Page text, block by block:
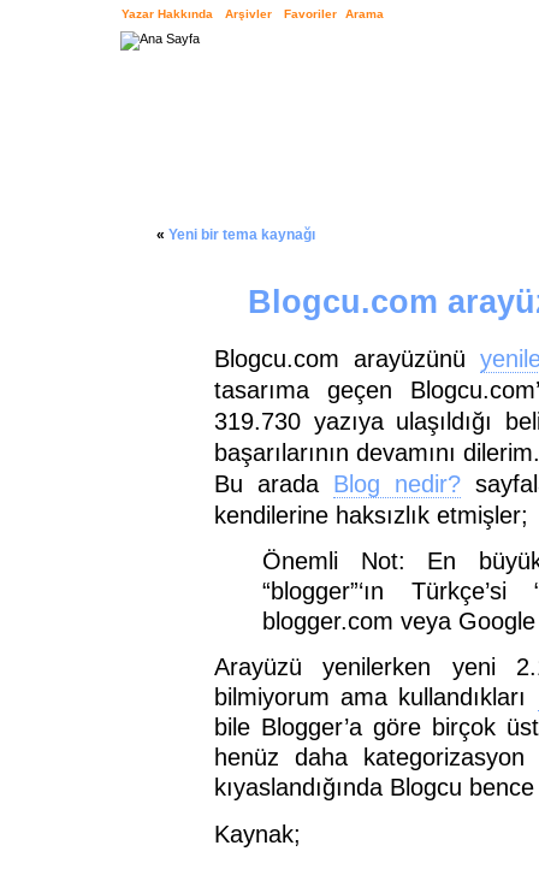
Yazar Hakkında Arşivler Favoriler Arama
« Yeni bir tema kaynağı
Blogcu.com
Blogcu.com arayüzünü
tasarıma geçen
319.730 yazıya ulaşıldığı
başarılarının devamını dilerim.
Bu arada Blog nedir?
kendilerine haksızlık etmişler;
Önemli Not: En
“blogger”‘ın
blogger.com veya
Arayüzü yenilerken yeni
bilmiyorum ama kullandıkları
bile Blogger’a göre birçok
henüz daha
kıyaslandığında Blogcu
Kaynak;